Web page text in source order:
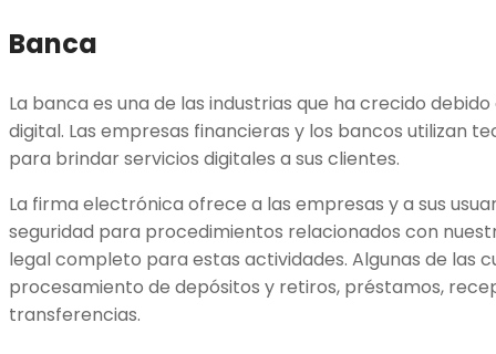
Banca
La banca es una de las industrias que ha crecido
digital. Las empresas financieras y los bancos utilizan
para brindar servicios digitales a sus clientes.
La firma electrónica ofrece a las empresas y a sus
seguridad para procedimientos relacionados con
legal completo para estas actividades. Algunas de las
procesamiento de depósitos y retiros, préstamos,
transferencias.